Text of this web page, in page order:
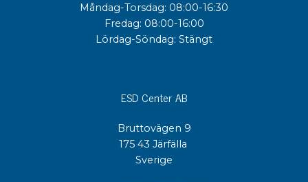
Måndag-Torsdag: 08:00-16:30
Fredag: 08:00-16:00
Lördag-Söndag: Stängt
ESD Center AB
Bruttovägen 9
175 43 Järfälla
Sverige